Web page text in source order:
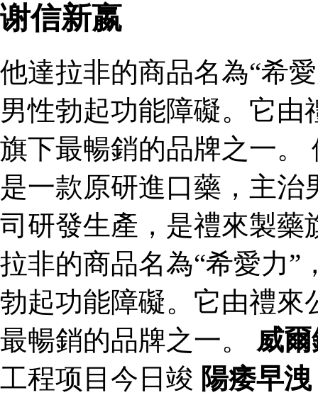
谢信新嬴
他達拉非的商品名為“希
男性勃起功能障礙。它
旗下最暢銷的品牌之一。
是一款原研進口藥，主
司研發生產，是禮來製藥
拉非的商品名為“希愛力”
勃起功能障礙。它由禮來
最暢銷的品牌之一。 威
工程项目今日竣 陽痿早洩